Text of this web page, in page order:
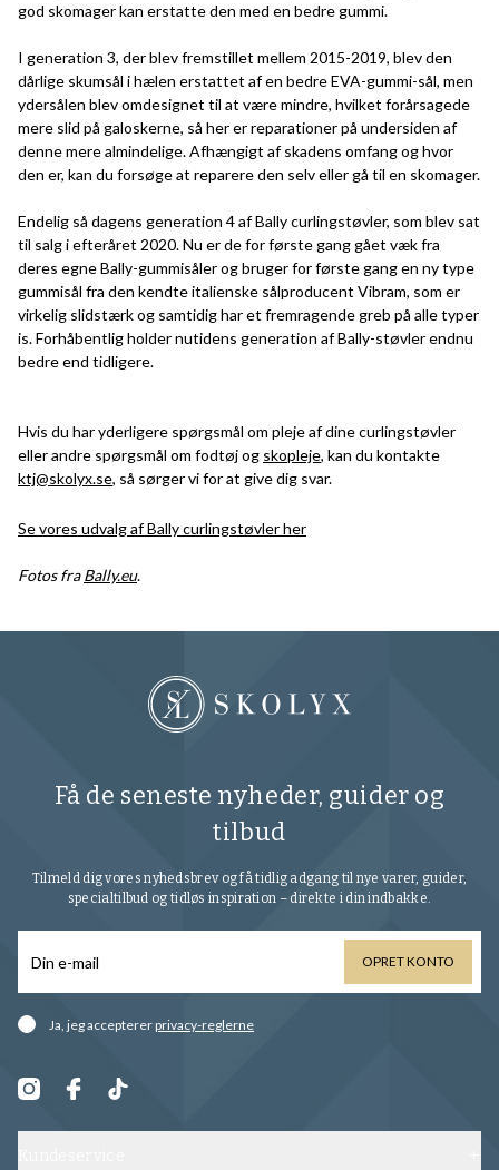
god skomager kan erstatte den med en bedre gummi.
I generation 3, der blev fremstillet mellem 2015-2019, blev den
dårlige skumsål i hælen erstattet af en bedre EVA-gummi-sål, men
ydersålen blev omdesignet til at være mindre, hvilket forårsagede
mere slid på galoskerne, så her er reparationer på undersiden af
denne mere almindelige. Afhængigt af skadens omfang og hvor
den er, kan du forsøge at reparere den selv eller gå til en skomager.
Endelig så dagens generation 4 af Bally curlingstøvler, som blev sat
til salg i efteråret 2020. Nu er de for første gang gået væk fra
deres egne Bally-gummisåler og bruger for første gang en ny type
gummisål fra den kendte italienske sålproducent Vibram, som er
virkelig slidstærk og samtidig har et fremragende greb på alle typer
is. Forhåbentlig holder nutidens generation af Bally-støvler endnu
bedre end tidligere.
Hvis du har yderligere spørgsmål om pleje af dine curlingstøvler
eller andre spørgsmål om fodtøj og skopleje, kan du kontakte
ktj@skolyx.se, så sørger vi for at give dig svar.
Se vores udvalg af Bally curlingstøvler her
Fotos fraBally.eu.
Få de seneste nyheder, guider og
tilbud
Tilmeld dig vores nyhedsbrev og få tidlig adgang til nye varer, guider,
specialtilbud og tidløs inspiration – direkte i din indbakke.
OPRET KONTO
Ja, jeg acceptererprivacy-reglerne